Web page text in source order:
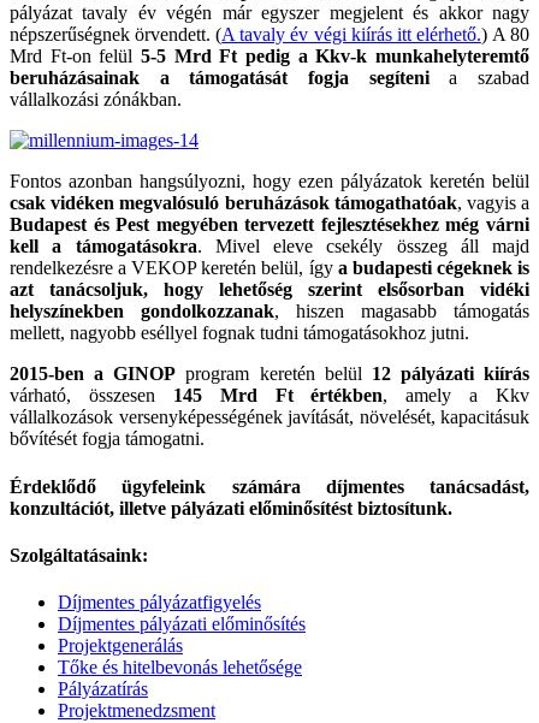
pályázat tavaly év végén már egyszer megjelent és akkor nagy
népszerűségnek örvendett. (A tavaly év végi kiírás itt elérhető.) A 80
Mrd Ft-on felül 5-5 Mrd Ft pedig a Kkv-k munkahelyteremtő
beruházásainak a támogatását fogja segítenia szabad
vállalkozási zónákban.
Fontos azonban hangsúlyozni, hogy ezen pályázatok keretén belül
csak vidéken megvalósuló beruházások támogathatóak, vagyis a
Budapest és Pest megyében tervezett fejlesztésekhez még várni
kell a támogatásokra. Mivel eleve csekély összeg áll majd
rendelkezésre a VEKOP keretén belül, így a budapesti cégeknek is
azt tanácsoljuk, hogy lehetőség szerint elsősorban vidéki
helyszínekben gondolkozzanak, hiszen magasabb támogatás
mellett, nagyobb eséllyel fognak tudni támogatásokhoz jutni.
2015-ben a GINOP program keretén belül 12 pályázati kiírás
várható, összesen 145 Mrd Ft értékben, amely a Kkv
vállalkozások versenyképességének javítását, növelését, kapacitásuk
bővítését fogja támogatni.
Érdeklődő ügyfeleink számára díjmentes tanácsadást,
konzultációt, illetve pályázati előminősítést biztosítunk.
Szolgáltatásaink:
Díjmentes pályázatfigyelés
Díjmentes pályázati előminősítés
Projektgenerálás
Tőke és hitelbevonás lehetősége
Pályázatírás
Projektmenedzsment